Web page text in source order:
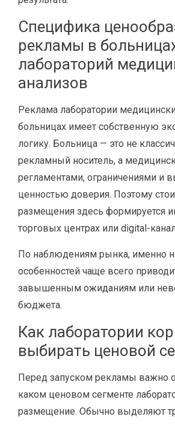
Специфика
рекламы в
лабораторий
анализов
Реклама лаборатории
больницах имеет собственную
логику. Больница — это не
рекламный носитель, а
регламентами, ограничениями и
ценностью доверия. Поэтому
размещения здесь формируется
торговых центрах или digital-
По наблюдениям рынка, именно
особенностей чаще всего
завышенным ожиданиям или
бюджета.
Как лаборатории
выбирать ценовой
Перед запуском рекламы важно
каком ценовом сегменте
размещение. Обычно выделяют